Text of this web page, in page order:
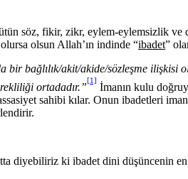
söz, fikir, zikr, eylem-eylemsizlik ve
olsun Allah’ın indinde “ibadet”
bir bağlılık/akit/akide/sözleşme ilişkisi
ortadadır.”
[1]
İmanın kulu
sahibi kılar. Onun ibadetleri
diyebiliriz ki ibadet dini düşüncenin en